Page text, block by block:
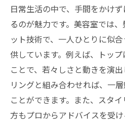
日常生活の中で、手間をかけ
るのが魅力です。美容室では
ット技術で、一人ひとりに似
供しています。例えば、トッ
ことで、若々しさと動きを演
リングと組み合わせれば、一
ことができます。また、スタ
方もプロからアドバイスを受